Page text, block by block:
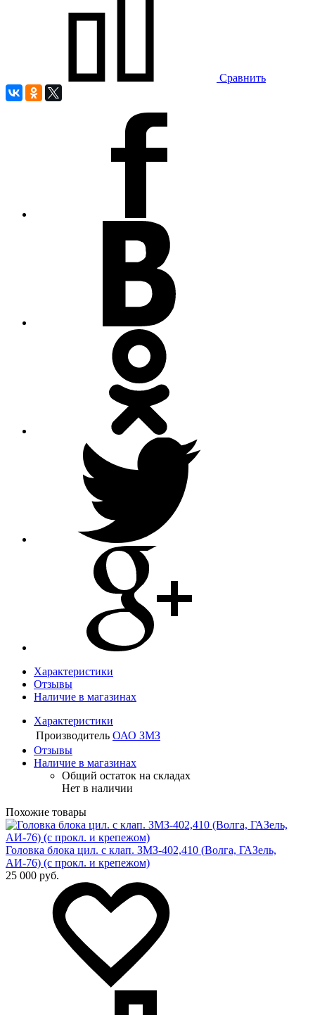
Сравнить
Характеристики
Отзывы
Наличие в магазинах
Характеристики
Производитель ОАО ЗМЗ
Отзывы
Наличие в магазинах
Общий остаток на складах
Нет в наличии
Похожие товары
Головка блока цил. с клап. ЗМЗ-402,410 (Волга, ГАЗель,
АИ-76) (с прокл. и крепежом)
25 000 руб.